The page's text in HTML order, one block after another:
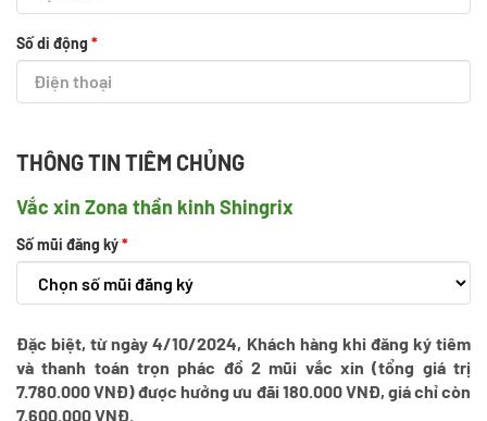
Số di động *
THÔNG TIN TIÊM CHỦNG
Vắc xin Zona thần kinh Shingrix
Số mũi đăng ký*
Đặc biệt, từ ngày 4/10/2024, Khách hàng khi đăng ký tiêm
và thanh toán trọn phác đồ 2 mũi vắc xin (tổng giá trị
7.780.000 VNĐ) được hưởng ưu đãi 180.000 VNĐ, giá chỉ còn
7.600.000 VNĐ.